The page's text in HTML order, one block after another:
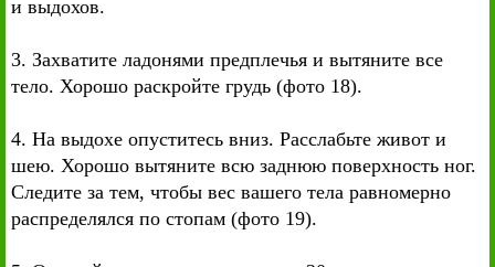
и выдохов.
3. Захватите ладонями предплечья и вытяните все
тело. Хорошо раскройте грудь (фото 18).
4. На выдохе опуститесь вниз. Расслабьте живот и
шею. Хорошо вытяните всю заднюю поверхность ног.
Следите за тем, чтобы вес вашего тела равномерно
распределялся по стопам (фото 19).